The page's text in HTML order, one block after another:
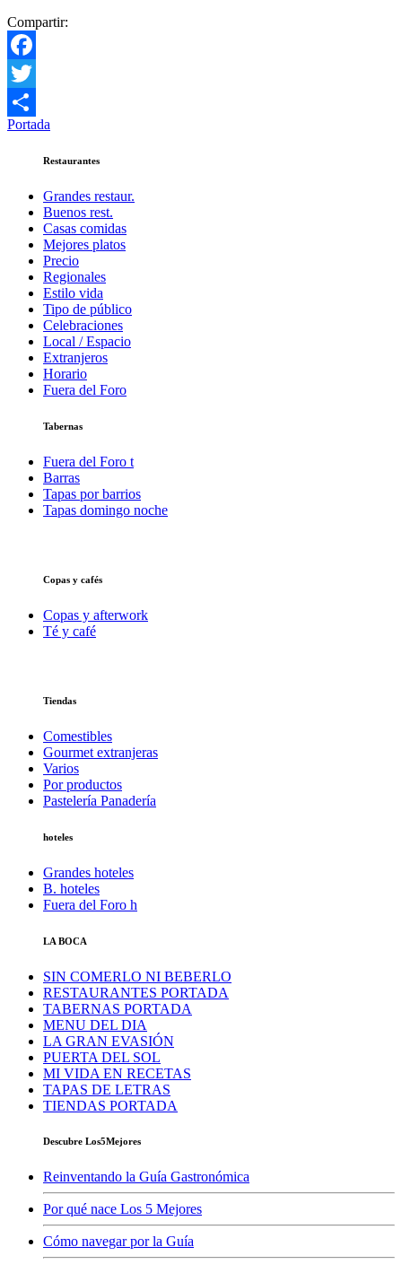
Compartir:
Facebook
Twitter
Compartir
Portada
Restaurantes
Grandes restaur.
Buenos rest.
Casas comidas
Mejores platos
Precio
Regionales
Estilo vida
Tipo de público
Celebraciones
Local / Espacio
Extranjeros
Horario
Fuera del Foro
Tabernas
Fuera del Foro t
Barras
Tapas por barrios
Tapas domingo noche
Copas y cafés
Copas y afterwork
Té y café
Tiendas
Comestibles
Gourmet extranjeras
Varios
Por productos
Pastelería Panadería
hoteles
Grandes hoteles
B. hoteles
Fuera del Foro h
LA BOCA
SIN COMERLO NI BEBERLO
RESTAURANTES PORTADA
TABERNAS PORTADA
MENU DEL DIA
LA GRAN EVASIÓN
PUERTA DEL SOL
MI VIDA EN RECETAS
TAPAS DE LETRAS
TIENDAS PORTADA
Descubre Los5Mejores
Reinventando la Guía Gastronómica
Por qué nace Los 5 Mejores
Cómo navegar por la Guía